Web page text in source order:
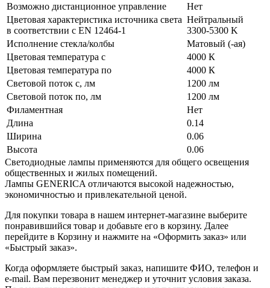
Возможно дистанционное управление
Нет
Цветовая характеристика источника света
в соответствии с EN 12464-1
Нейтральный
3300-5300 K
Исполнение стекла/колбы
Матовый (-ая)
Цветовая температура с
4000 К
Цветовая температура по
4000 К
Световой поток с, лм
1200 лм
Световой поток по, лм
1200 лм
Филаментная
Нет
Длина
0.14
Ширина
0.06
Высота
0.06
Светодиодные лампы применяются для общего освещения
общественных и жилых помещений.
Лампы GENERICA отличаются высокой надежностью,
экономичностью и привлекательной ценой.
Для покупки товара в нашем интернет-магазине выберите
понравившийся товар и добавьте его в корзину. Далее
перейдите в Корзину и нажмите на «Оформить заказ» или
«Быстрый заказ».
Когда оформляете быстрый заказ, напишите ФИО, телефон и
e-mail. Вам перезвонит менеджер и уточнит условия заказа.